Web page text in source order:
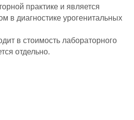
практике и является
в диагностике урогенитальных
в стоимость лабораторного
отдельно.